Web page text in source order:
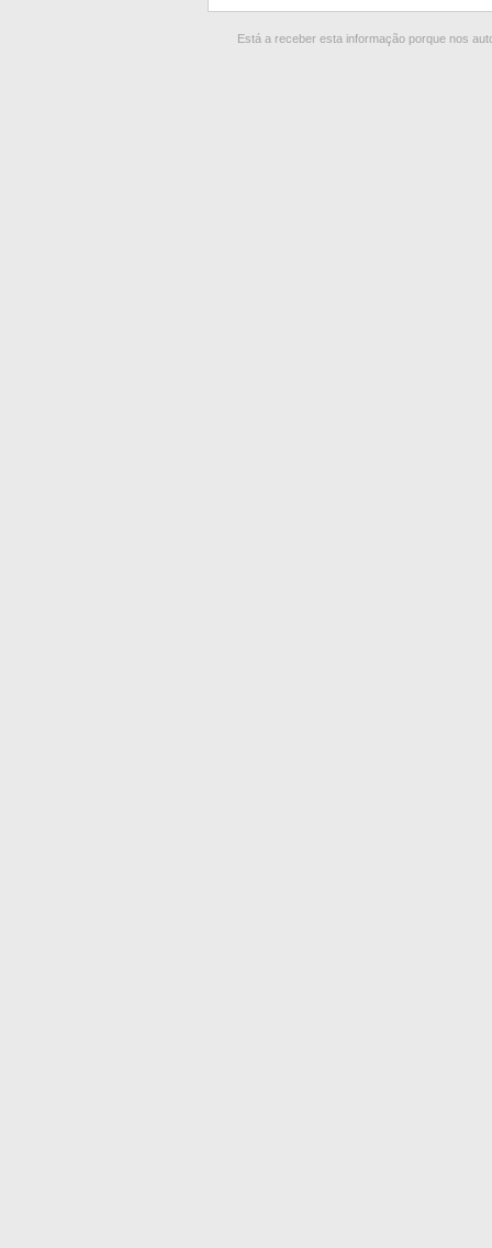
Está a receber esta informação porque nos